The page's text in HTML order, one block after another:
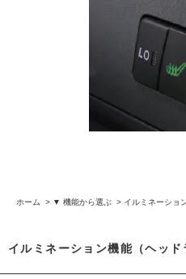
ホーム > ▼ 機能から選ぶ > イルミネーショ
イルミネーション機能（ヘッド